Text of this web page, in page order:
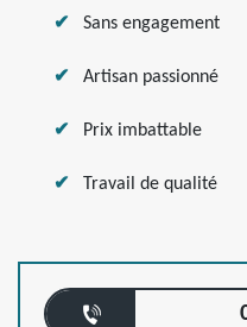
Sans engagement
Artisan passionné
Prix imbattable
Travail de qualité